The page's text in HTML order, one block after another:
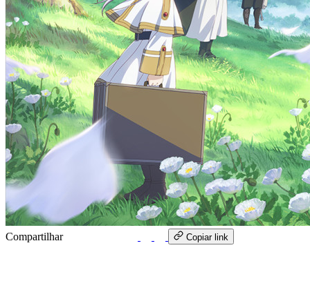
Compartilhar Copiar link